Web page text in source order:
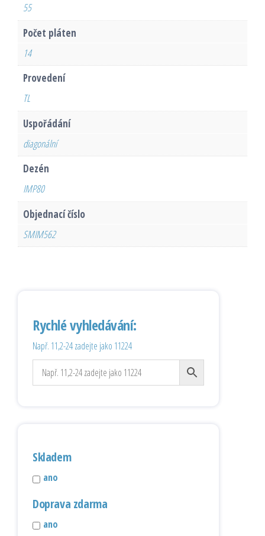
55
Počet pláten
14
Provedení
TL
Uspořádání
diagonální
Dezén
IMP80
Objednací číslo
SMIM562
Rychlé vyhledávání:
Např. 11,2-24 zadejte jako 11224
Skladem
ano
Doprava zdarma
ano